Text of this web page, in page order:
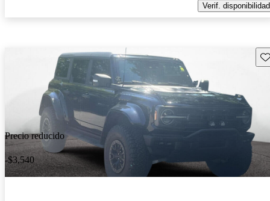
Verif. disponibilidad
Precio reducido
-$3,540